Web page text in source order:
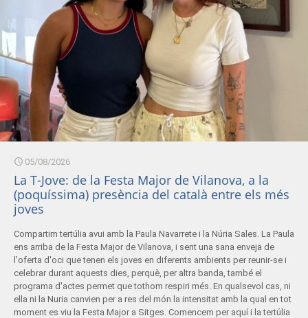
05/08/2026
La T-Jove: de la Festa Major de Vilanova, a la
(poquíssima) presència del català entre els més
joves
Compartim tertúlia avui amb la Paula Navarrete i la Núria Sales. La Paula
ens arriba de la Festa Major de Vilanova, i sent una sana enveja de
l'oferta d'oci que tenen els joves en diferents ambients per reunir-se i
celebrar durant aquests dies, perquè, per altra banda, també el
programa d'actes permet que tothom respiri més. En qualsevol cas, ni
ella ni la Nuria canvien per a res del món la intensitat amb la qual en tot
moment es viu la Festa Major a Sitges. Comencem per aquí i la tertúlia